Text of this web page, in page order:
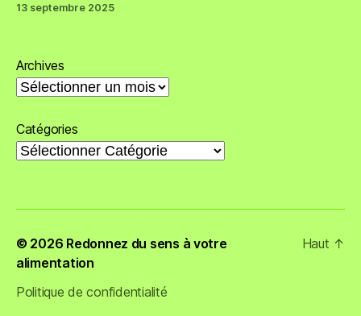
13 septembre 2025
Archives
Catégories
© 2026 Redonnez du sens à votre
alimentation
Politique de confidentialité
Haut ↑